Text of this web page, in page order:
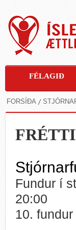
FORSÍÐA
Fundur í
20:00
10.
FÉLAGIÐ